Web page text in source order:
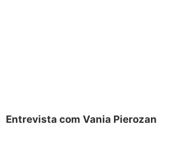
Entrevista com Vania Pierozan